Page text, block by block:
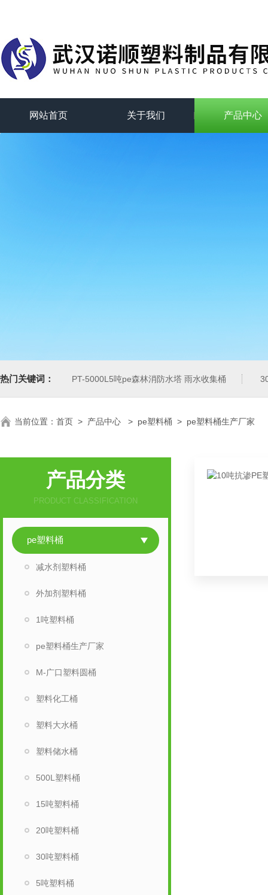
网站首页 关于我们 产品中心
热门关键词： PT-5000L5吨pe森林消防水塔 雨水收集桶
当前位置： 首页 > 产品中心 > pe塑料桶 > pe塑料桶生产厂家
产品分类
PRODUCT CLASSIFICATION
pe塑料桶
减水剂塑料桶
外加剂塑料桶
1吨塑料桶
pe塑料桶生产厂家
M-广口塑料圆桶
塑料化工桶
塑料大水桶
塑料储水桶
500L塑料桶
15吨塑料桶
20吨塑料桶
30吨塑料桶
5吨塑料桶